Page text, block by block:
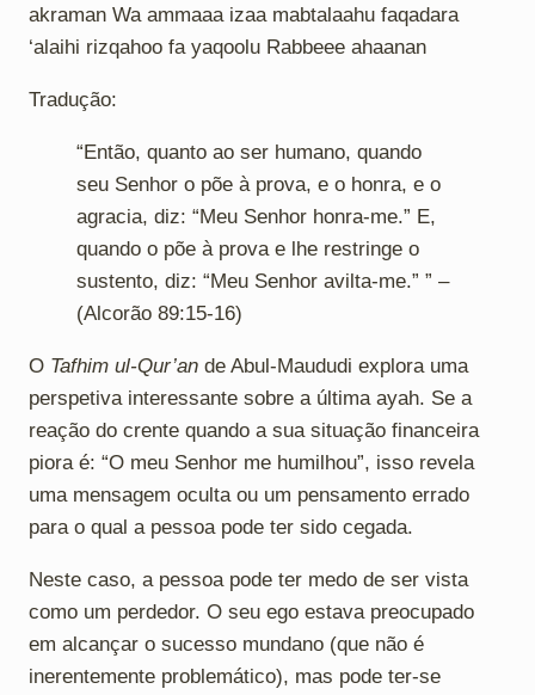
akraman Wa ammaaa izaa mabtalaahu faqadara
‘alaihi rizqahoo fa yaqoolu Rabbeee ahaanan
Tradução:
“Então, quanto ao ser humano, quando
seu Senhor o põe à prova, e o honra, e o
agracia, diz: “Meu Senhor honra-me.” E,
quando o põe à prova e lhe restringe o
sustento, diz: “Meu Senhor avilta-me.” ” –
(Alcorão 89:15-16)
O Tafhim ul-Qur’an de Abul-Maududi explora uma
perspetiva interessante sobre a última ayah. Se a
reação do crente quando a sua situação financeira
piora é: “O meu Senhor me humilhou”, isso revela
uma mensagem oculta ou um pensamento errado
para o qual a pessoa pode ter sido cegada.
Neste caso, a pessoa pode ter medo de ser vista
como um perdedor. O seu ego estava preocupado
em alcançar o sucesso mundano (que não é
inerentemente problemático), mas pode ter-se